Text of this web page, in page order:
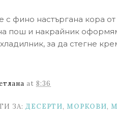
фино настъргана кора от
пош и накрайник
за да стегне
at 8:36
ЗА: ДЕСЕРТИ, МОРКОВИ,